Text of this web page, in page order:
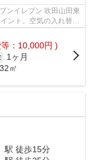
ンイレブン 吹田山田東
ント。空気の入れ替え
：10,000円 )
1ヶ月
㎡
」駅 徒歩15分